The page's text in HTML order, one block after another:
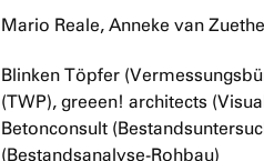
Mario Reale, Anneke van
Blinken Töpfer
(TWP), greeen! architects
Betonconsult
(Bestandsanalyse-Rohbau)